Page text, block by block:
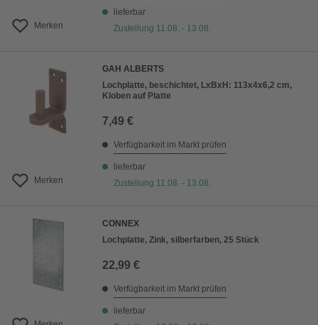
Merken
lieferbar
Zustellung 11.08. - 13.08.
Merken
GAH ALBERTS
Lochplatte, beschichtet, LxBxH: 113x4x6,2 cm,
Kloben auf Platte
7,49 €
Verfügbarkeit im Markt prüfen
lieferbar
Zustellung 11.08. - 13.08.
CONNEX
Lochplatte, Zink, silberfarben, 25 Stück
22,99 €
Verfügbarkeit im Markt prüfen
lieferbar